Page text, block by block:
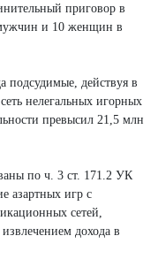
приговор в
и 10 женщин в
подсудимые, действуя в
нелегальных игорных
превысил 21,5 млн
по ч. 3 ст. 171.2 УК
азартных игр с
сетей,
дохода в